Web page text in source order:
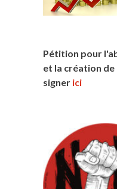
Pétition pour
et la création de
signer ici